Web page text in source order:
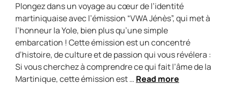
Plongez dans un voyage au cœur de l’identité
martiniquaise avec l’émission “VWA Jénès”, qui met à
l’honneur la Yole, bien plus qu’une simple
embarcation ! Cette émission est un concentré
d’histoire, de culture et de passion qui vous révélera :
Si vous cherchez à comprendre ce qui fait l’âme de la
Martinique, cette émission est … Read more